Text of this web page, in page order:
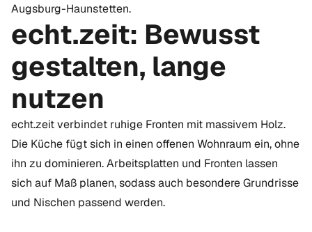
Augsburg-Haunstetten.
echt.zeit: Bewusst
gestalten, lange
nutzen
echt.zeit verbindet ruhige Fronten mit massivem Holz.
Die Küche fügt sich in einen offenen Wohnraum ein, ohne
ihn zu dominieren. Arbeitsplatten und Fronten lassen
sich auf Maß planen, sodass auch besondere Grundrisse
und Nischen passend werden.